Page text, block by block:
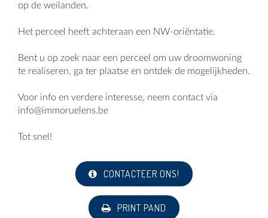
op de weilanden.
Het perceel heeft achteraan een NW-oriëntatie.
Bent u op zoek naar een perceel om uw droomwoning
te realiseren, ga ter plaatse en ontdek de mogelijkheden.
Voor info en verdere interesse, neem contact via
info@immoruelens.be
Tot snel!
CONTACTEER ONS!
PRINT PAND